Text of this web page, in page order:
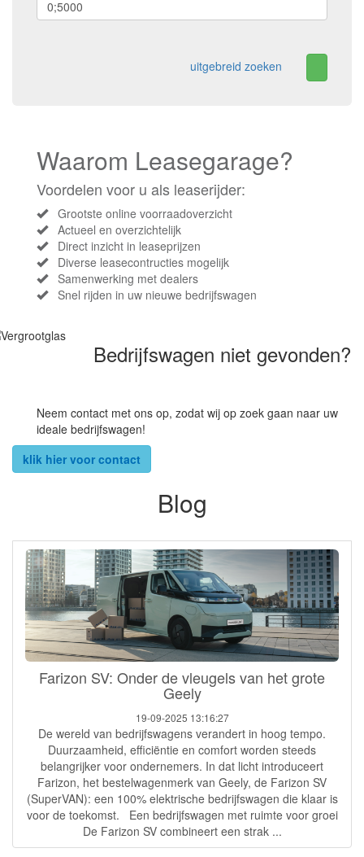
uitgebreid zoeken
Waarom Leasegarage?
Voordelen voor u als leaserijder:
Grootste online voorraadoverzicht
Actueel en overzichtelijk
Direct inzicht in leaseprijzen
Diverse leasecontructies mogelijk
Samenwerking met dealers
Snel rijden in uw nieuwe bedrijfswagen
Bedrijfswagen niet gevonden?
Neem contact met ons op, zodat wij op zoek gaan naar uw
ideale bedrijfswagen!
klik hier voor contact
Blog
Farizon SV: Onder de vleugels van het grote
Geely
19-09-2025 13:16:27
De wereld van bedrijfswagens verandert in hoog tempo.
Duurzaamheid, efficiëntie en comfort worden steeds
belangrijker voor ondernemers. In dat licht introduceert
Farizon, het bestelwagenmerk van Geely, de Farizon SV
(SuperVAN): een 100% elektrische bedrijfswagen die klaar is
voor de toekomst. Een bedrijfswagen met ruimte voor groei
De Farizon SV combineert een strak ...